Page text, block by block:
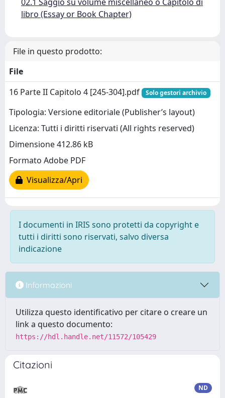
libro (Essay or Book Chapter)
File in questo prodotto:
File
16 Parte II Capitolo 4 [245-304].pdf
Solo gestori archivio
Tipologia: Versione editoriale (Publisher’s layout)
Licenza: Tutti i diritti riservati (All rights reserved)
Dimensione 412.86 kB
Formato Adobe PDF
Visualizza/Apri
I documenti in IRIS sono protetti da copyright e
tutti i diritti sono riservati, salvo diversa
indicazione
Informazioni
Utilizza questo identificativo per citare o creare un
link a questo documento:
https://hdl.handle.net/11572/105429
Citazioni
ND